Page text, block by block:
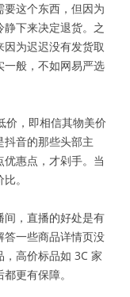
这个东西，但因为
下来决定退货。之
为迟迟没有发货取
一般，不如网易严选
价，即相信其物美价
抖音的那些头部主
惠点，才剁手。当
。
间，直播的好处是有
答一些商品详情页没
高价标品如 3C 家
更有保障。